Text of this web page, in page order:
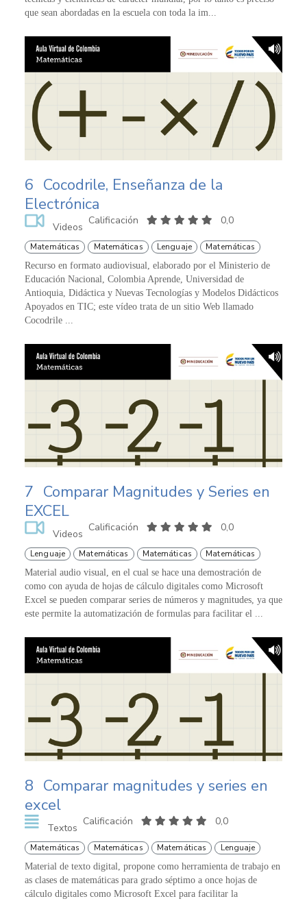
que sean abordadas en la escuela con toda la im...
6 Cocodrile, Enseñanza de la
Electrónica
Videos
Calificación 0,0
Matemáticas Matemáticas Lenguaje Matemáticas
Recurso en formato audiovisual, elaborado por el Ministerio de
Educación Nacional, Colombia Aprende, Universidad de
Antioquia, Didáctica y Nuevas Tecnologías y Modelos Didácticos
Apoyados en TIC; este vídeo trata de un sitio Web llamado
Cocodrile ...
7 Comparar Magnitudes y Series en
EXCEL
Videos
Calificación 0,0
Lenguaje Matemáticas Matemáticas Matemáticas
Material audio visual, en el cual se hace una demostración de
como con ayuda de hojas de cálculo digitales como Microsoft
Excel se pueden comparar series de números y magnitudes, ya que
este permite la automatización de formulas para facilitar el ...
8 Comparar magnitudes y series en
excel
Textos
Calificación 0,0
Matemáticas Matemáticas Matemáticas Lenguaje
Material de texto digital, propone como herramienta de trabajo en
as clases de matemáticas para grado séptimo a once hojas de
cálculo digitales como Microsoft Excel para facilitar la